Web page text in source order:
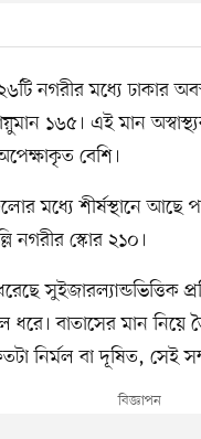
নগরীর মধ্যে ঢাকার
১৬৫। এই মান
বেশি।
মধ্যে শীর্ষস্থানে আছে
নগরীর স্কোর ২১০।
সুইজারল্যান্ডভিত্তিক
ধরে। বাতাসের মান
নির্মল বা দূষিত,